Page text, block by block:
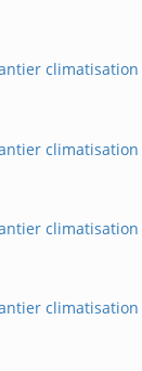
climatisation
climatisation
climatisation